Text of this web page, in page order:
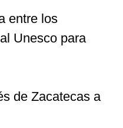
entre los
Unesco para
de Zacatecas a